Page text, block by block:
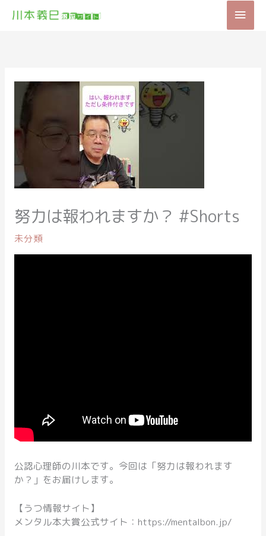
メ
努力は報われますか？ #Shorts
未分類
公認心理師の川本です。今回は「努力は報われます
か？」をお届けします。
【うつ情報サイト】
メンタル本大賞公式サイト：https://mentalbon.jp/